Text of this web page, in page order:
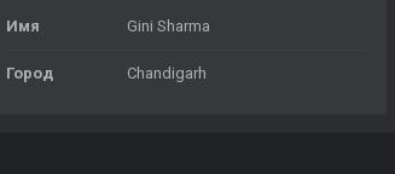
Имя Gini Sharma
Город Chandigarh